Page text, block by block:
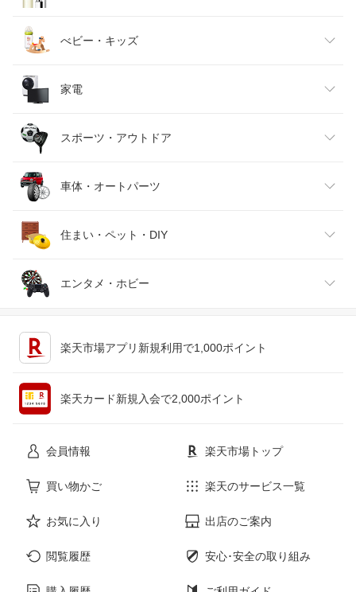
ベビーファッション
インナー・下着・ナイトウェア
バッグ・小物・ブランド雑貨
靴
腕時計
ジュエリー・アクセサリー
水・ソフトドリンク
ビール・洋酒
ワイン
日本酒・焼酎
ダイエット・健康
医薬品・コンタクト・介護
美容・コスメ・香水
べビー・キッズ
キッズ・ベビー・マタニティ
おもちゃ
家電
家電
TV・オーディオ・カメラ
スマートフォン・タブレット
パソコン・周辺機器
スポーツ・アウトドア
スポーツ・アウトドア
ゴルフ
車体・オートパーツ
車用品・バイク用品
車・バイク
住まい・ペット・DIY
インテリア・寝具・収納
エンタメ・ホビー
本・雑誌・コミック
楽天市場アプリ新規利用で1,000ポイント
楽天カード新規入会で2,000ポイント
会員情報 楽天市場トップ
買い物かご 楽天のサービス一覧
お気に入り 出店のご案内
閲覧履歴 安心･安全の取り組み